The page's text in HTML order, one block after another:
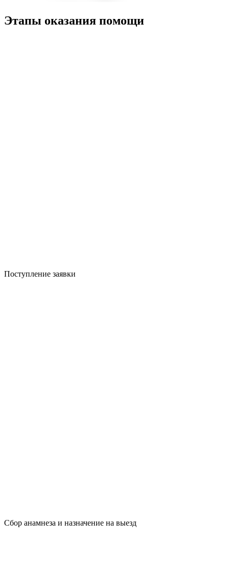
Этапы оказания помощи
Поступление заявки
Сбор анамнеза и назначение на выезд